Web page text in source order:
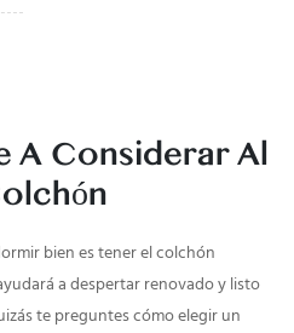
A Considerar Al
bien es tener el colchón
a despertar renovado y listo
te preguntes cómo elegir un